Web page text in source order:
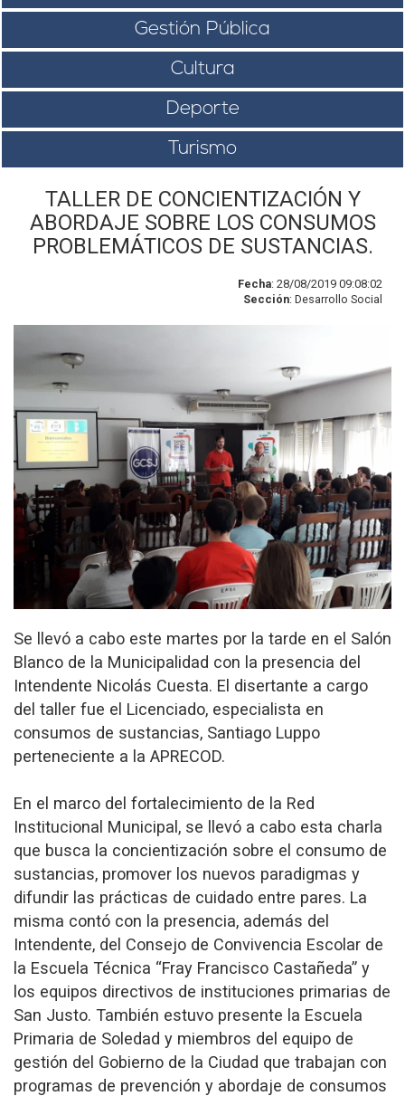
Gestión Pública
Cultura
Deporte
Turismo
TALLER DE CONCIENTIZACIÓN Y
ABORDAJE SOBRE LOS CONSUMOS
PROBLEMÁTICOS DE SUSTANCIAS.
Fecha: 28/08/2019 09:08:02
Sección: Desarrollo Social
Se llevó a cabo este martes por la tarde en el Salón
Blanco de la Municipalidad con la presencia del
Intendente Nicolás Cuesta. El disertante a cargo
del taller fue el Licenciado, especialista en
consumos de sustancias, Santiago Luppo
perteneciente a la APRECOD.
En el marco del fortalecimiento de la Red
Institucional Municipal, se llevó a cabo esta charla
que busca la concientización sobre el consumo de
sustancias, promover los nuevos paradigmas y
difundir las prácticas de cuidado entre pares. La
misma contó con la presencia, además del
Intendente, del Consejo de Convivencia Escolar de
la Escuela Técnica “Fray Francisco Castañeda” y
los equipos directivos de instituciones primarias de
San Justo. También estuvo presente la Escuela
Primaria de Soledad y miembros del equipo de
gestión del Gobierno de la Ciudad que trabajan con
programas de prevención y abordaje de consumos